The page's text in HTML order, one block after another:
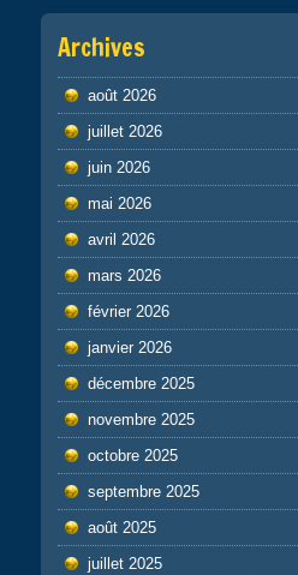
Archives
août 2026
juillet 2026
juin 2026
mai 2026
avril 2026
mars 2026
février 2026
janvier 2026
décembre 2025
novembre 2025
octobre 2025
septembre 2025
août 2025
juillet 2025